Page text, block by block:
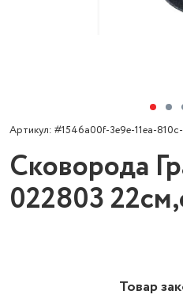
Артикул: #1546a00f-3e9e-11ea-
Сковорода
022803
Товар